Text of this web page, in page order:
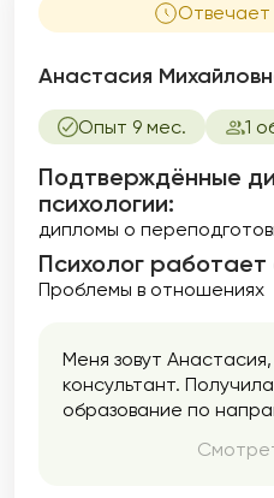
Отвечает
Анастасия
Опыт 9 мес. 1
Подтверждённые
психологии:
дипломы о
Психолог
Проблемы в отношениях
Меня зовут
консультант.
образование по
настоящее время